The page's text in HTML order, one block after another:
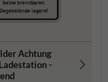
Achtung
-